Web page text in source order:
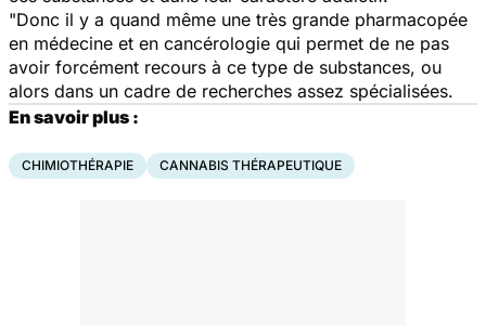
"Donc il y a quand même une très grande pharmacopée
en médecine et en cancérologie qui permet de ne pas
avoir forcément recours à ce type de substances, ou
alors dans un cadre de recherches assez spécialisées.
En savoir plus :
CHIMIOTHÉRAPIE CANNABIS THÉRAPEUTIQUE